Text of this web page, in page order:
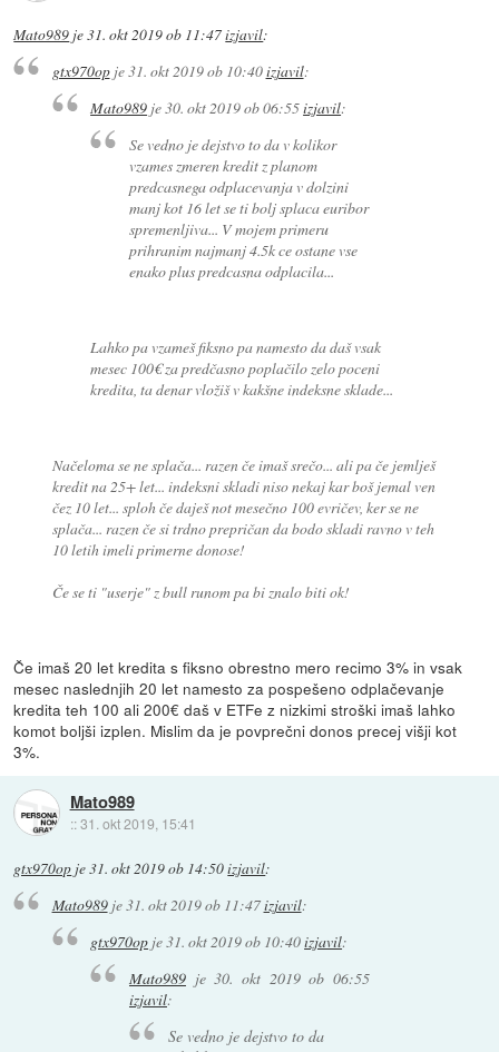
Mato989 je31. okt 2019 ob 11:47izjavil:
gtx970opje31. okt 2019 ob 10:40izjavil:
Mato989 je30. okt 2019 ob 06:55izjavil:
Se vedno je dejstvo to da v kolikor
vzames zmeren kredit z planom
predcasnega odplacevanja v dolzini
manj kot 16 let se ti bolj splaca euribor
spremenljiva... V mojem primeru
prihranim najmanj 4.5k ce ostane vse
enako plus predcasna odplacila...
Lahko pa vzameš fiksno pa namesto da daš vsak
mesec 100€ za predčasno poplačilo zelo poceni
kredita, ta denar vložiš v kakšne indeksne sklade...
Načeloma se ne splača... razen če imaš srečo... ali pa če jemlješ
kredit na 25+ let... indeksni skladi niso nekaj kar boš jemal ven
čez 10 let... sploh če daješ not mesečno 100 evričev, ker se ne
splača... razen če si trdno prepričan da bodo skladi ravno v teh
10 letih imeli primerne donose!
Če se ti "userje" z bull runom pa bi znalo biti ok!
Če imaš 20 let kredita s fiksno obrestno mero recimo 3% in vsak
mesec naslednjih 20 let namesto za pospešeno odplačevanje
kredita teh 100 ali 200€ daš v ETFe z nizkimi stroški imaš lahko
komot boljši izplen. Mislim da je povprečni donos precej višji kot
3%.
Mato989
::31. okt 2019, 15:41
gtx970op je31. okt 2019 ob 14:50izjavil:
Mato989je31. okt 2019 ob 11:47izjavil:
gtx970op je31. okt 2019 ob 10:40izjavil:
Mato989je30. okt 2019 ob 06:55
izjavil:
Se vedno je dejstvo to da